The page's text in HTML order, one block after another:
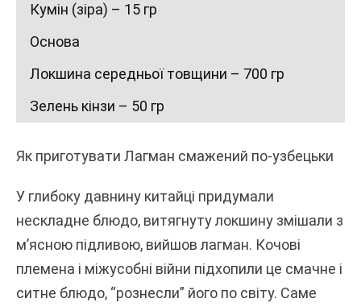
Кумін (зіра) – 15 гр
Основа
Локшина середньої товщини – 700 гр
Зелень кінзи – 50 гр
Як приготувати Лагман смажений по-узбецьки
У глибоку давнину китайці придумали
нескладне блюдо, витягнуту локшину змішали з
м’ясною підливою, вийшов лагман. Кочові
племена і міжусобні війни підхопили це смачне і
ситне блюдо, “рознесли” його по світу. Саме